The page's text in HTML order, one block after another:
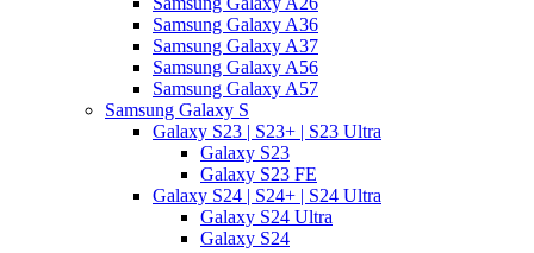
Samsung Galaxy A36
Samsung Galaxy A37
Samsung Galaxy A56
Samsung Galaxy A57
Samsung Galaxy S
Galaxy S23 | S23+ | S23 Ultra
Galaxy S23
Galaxy S23 FE
Galaxy S24 | S24+ | S24 Ultra
Galaxy S24 Ultra
Galaxy S24